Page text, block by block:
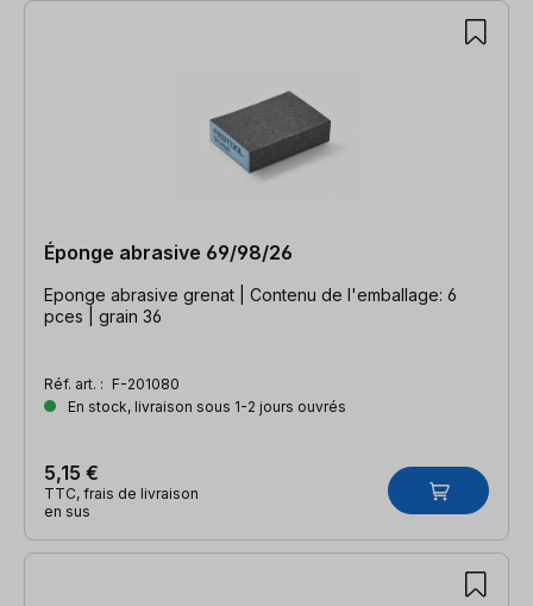
Éponge abrasive 69/98/26
Eponge abrasive grenat | Contenu de l'emballage: 6
pces | grain 36
Réf. art. : F-201080
En stock, livraison sous 1-2 jours ouvrés
5,15 €
TTC, frais de livraison
en sus